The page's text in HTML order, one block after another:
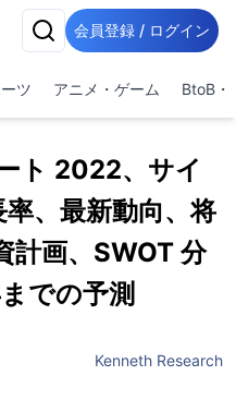
会員登録 / ログイン
ツ アニメ・ゲーム BtoB・
ト 2022、サイ
、最新動向、将
計画、SWOT 分
での予測
Kenneth Research